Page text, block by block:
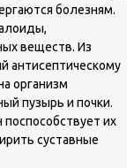
болезням.
веществ. Из
антисептическому
организм
пузырь и почки.
их
суставные